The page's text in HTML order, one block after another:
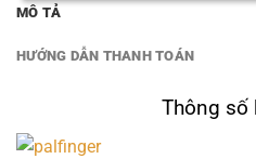
MÔ TẢ
HƯỚNG DẪN THANH TOÁN
Thông số